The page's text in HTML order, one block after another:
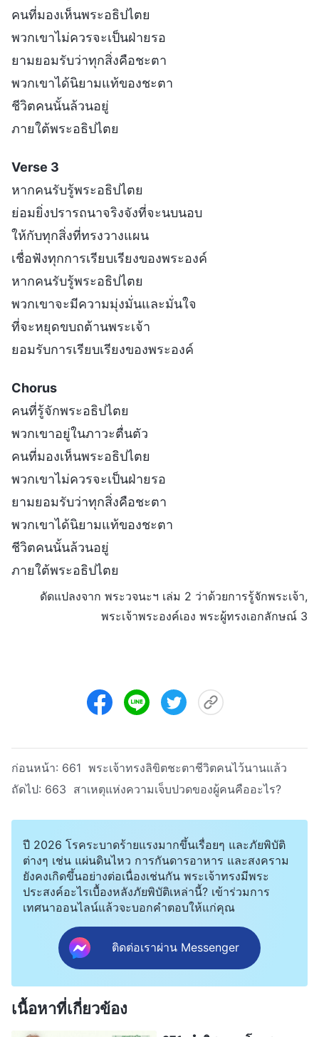
คนที่มองเห็นพระอธิปไตย
พวกเขาไม่ควรจะเป็นฝ่ายรอ
ยามยอมรับว่าทุกสิ่งคือชะตา
พวกเขาได้นิยามแท้ของชะตา
ชีวิตคนนั้นล้วนอยู่
ภายใต้พระอธิปไตย
Verse 3
หากคนรับรู้พระอธิปไตย
ย่อมยิ่งปรารถนาจริงจังที่จะนบนอบ
ให้กับทุกสิ่งที่ทรงวางแผน
เชื่อฟังทุกการเรียบเรียงของพระองค์
หากคนรับรู้พระอธิปไตย
พวกเขาจะมีความมุ่งมั่นและมั่นใจ
ที่จะหยุดขบถต้านพระเจ้า
ยอมรับการเรียบเรียงของพระองค์
Chorus
คนที่รู้จักพระอธิปไตย
พวกเขาอยู่ในภาวะตื่นตัว
คนที่มองเห็นพระอธิปไตย
พวกเขาไม่ควรจะเป็นฝ่ายรอ
ยามยอมรับว่าทุกสิ่งคือชะตา
พวกเขาได้นิยามแท้ของชะตา
ชีวิตคนนั้นล้วนอยู่
ภายใต้พระอธิปไตย
ดัดแปลงจาก พระวจนะฯ เล่ม 2 ว่าด้วยการรู้จักพระเจ้า,
พระเจ้าพระองค์เอง พระผู้ทรงเอกลักษณ์ 3
ก่อนหน้า: 661 พระเจ้าทรงลิขิตชะตาชีวิตคนไว้นานแล้ว
ถัดไป: 663 สาเหตุแห่งความเจ็บปวดของผู้คนคืออะไร?
ปี 2026 โรคระบาดร้ายแรงมากขึ้นเรื่อยๆ และภัยพิบัติ
ต่างๆ เช่น แผ่นดินไหว การกันดารอาหาร และสงคราม
ยังคงเกิดขึ้นอย่างต่อเนื่องเช่นกัน พระเจ้าทรงมีพระ
ประสงค์อะไรเบื้องหลังภัยพิบัติเหล่านี้? เข้าร่วมการ
เทศนาออนไลน์แล้วจะบอกคำตอบให้แก่คุณ
ติดต่อเราผ่าน Messenger
เนื้อหาที่เกี่ยวข้อง